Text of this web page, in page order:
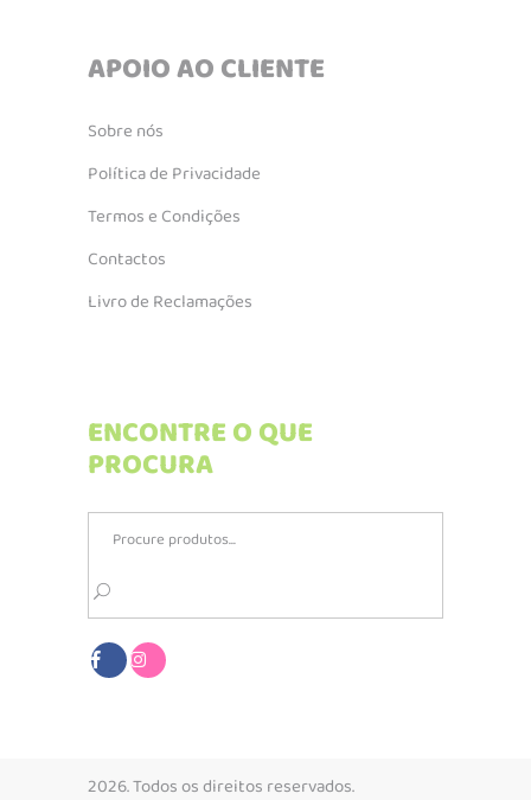
APOIO AO CLIENTE
Sobre nós
Política de Privacidade
Termos e Condições
Contactos
Livro de Reclamações
ENCONTRE O QUE
PROCURA
2026. Todos os direitos reservados.